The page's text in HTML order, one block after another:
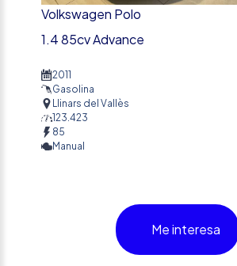
Volkswagen Polo
1.4 85cv Advance
2011
Gasolina
Llinars del Vallès
123.423
85
Manual
Me interesa